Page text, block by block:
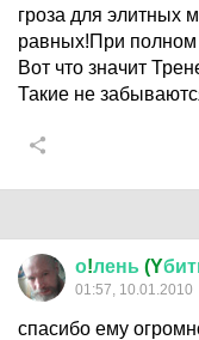
гроза для элитных
равных!При полном
Вот что значит
Такие не
о!лень (Y
01:57, 10.01.2010
спасибо ему